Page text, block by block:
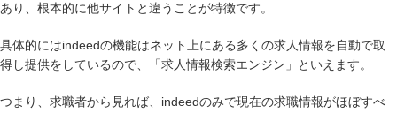
あり、根本的に他サイトと違うことが特徴です。
具体的にはindeedの機能はネット上にある多くの求人情報を自動で取
得し提供をしているので、「求人情報検索エンジン」といえます。
つまり、求職者から見れば、indeedのみで現在の求職情報がほぼすべ